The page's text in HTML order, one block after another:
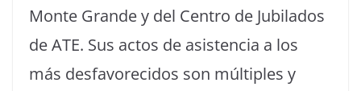
Monte Grande y del Centro de Jubilados
de ATE. Sus actos de asistencia a los
más desfavorecidos son múltiples y